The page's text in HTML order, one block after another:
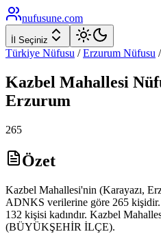
nufusune.com
İl Seçiniz
Türkiye Nüfusu / Erzurum Nüfusu /
Kazbel Mahallesi
Erzurum
265
Özet
Kazbel Mahallesi'nin (Karayazı,
ADNKS verilerine göre 265
132 kişisi kadındır. Kazbel
(BÜYÜKŞEHİR İLÇE).